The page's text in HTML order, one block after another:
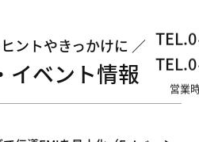
TEL.
TEL.
営業
ントやきっかけに
イベント情報